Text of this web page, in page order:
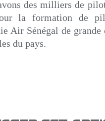
des milliers de
la formation de
Air Sénégal de
du pays.